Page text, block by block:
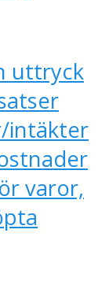
uttryck
intäkter
varor,